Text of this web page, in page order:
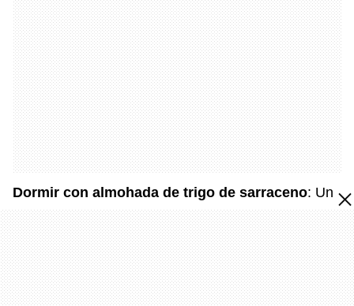
Dormir con almohada de trigo de sarraceno: Un
hábito inusual, pero se dice que mejora la postura y
la calidad del sueño.
Vestirse como un superhéroe o personaje de
películas: Utilizar la vestimenta para entrar en el